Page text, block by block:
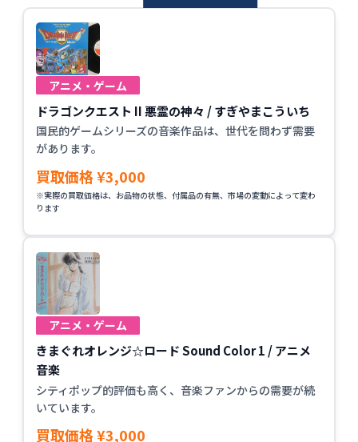
アニメ・ゲーム
ドラゴンクエスト II 悪霊の神々 / すぎやまこういち
国民的ゲームシリーズの音楽作品は、世代を問わず需要
があります。
買取価格 ¥3,000
※実際の買取価格は、お品物の状態、付属品の有無、市場の変動によって変わ
ります
アニメ・ゲーム
きまぐれオレンジ☆ロード Sound Color 1 / アニメ
音楽
シティポップ的評価も高く、音楽ファンからの需要が続
いています。
買取価格 ¥3,000